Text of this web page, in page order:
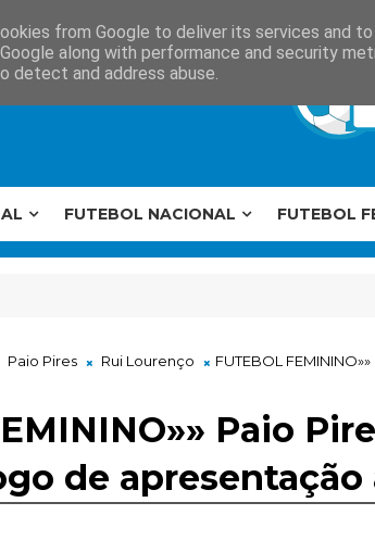
FUTEBOL NACIONAL FUTEBOL
Paio Pires Rui Lourenço
FUTEBOL
Paio
de apresentação
from Google to deliver its services and
along with performance and security
detect and address abuse.